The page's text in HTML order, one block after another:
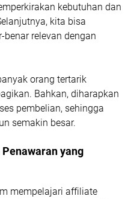
kebutuhan dan
kita bisa
relevan dengan
orang tertarik
Bahkan, diharapkan
pembelian, sehingga
semakin besar.
yang
mempelajari affiliate